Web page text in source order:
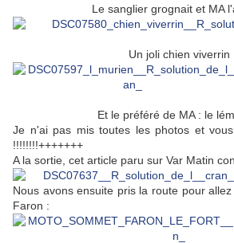
Le sanglier grognait et MA
Un joli chien viverrin
Et le préféré de MA : le
Je n'ai pas mis toutes les photos et
!!!!!!!!+++++++
A la sortie, cet article paru sur Var Matin
Nous avons ensuite pris la route pour
Faron :